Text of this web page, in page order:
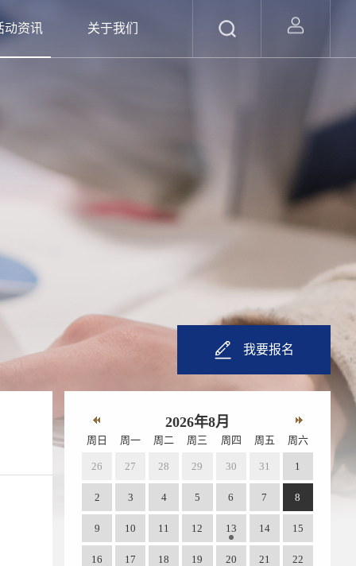
动资讯 关于我们
我要报名
2026年8月
周日 周一 周二 周三 周四 周五 周六
26 27 28 29 30 31 1
2 3 4 5 6 7 8
9 10 11 12 13 14 15
16 17 18 19 20 21 22